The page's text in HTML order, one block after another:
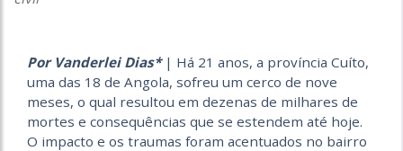
Por Vanderlei Dias*| Há 21 anos, a província Cuíto,
uma das 18 de Angola, sofreu um cerco de nove
meses, o qual resultou em dezenas de milhares de
mortes e consequências que se estendem até hoje.
O impacto e os traumas foram acentuados no bairro